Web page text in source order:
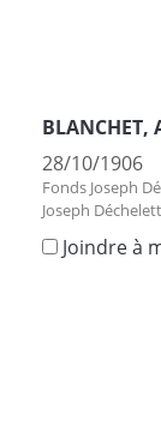
28/10/1906
Fonds Joseph
Joseph
Joindre à